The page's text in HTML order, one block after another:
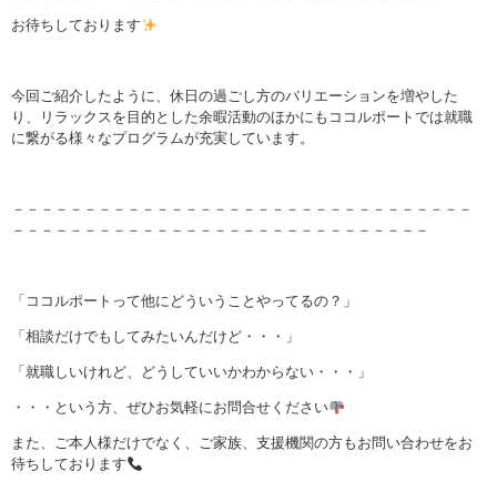
お待ちしております
今回ご紹介したように、休日の過ごし方のバリエーションを増やした
り、リラックスを目的とした余暇活動のほかにもココルポートでは就職
に繋がる様々なプログラムが充実しています。
－－－－－－－－－－－－－－－－－－－－－－－－－－－－－－－－
－－－－－－－－－－－－－－－－－－－－－－－－－－－－－
「ココルポートって他にどういうことやってるの？」
「相談だけでもしてみたいんだけど・・・」
「就職しいけれど、どうしていいかわからない・・・」
・・・という方、ぜひお気軽にお問合せください
また、ご本人様だけでなく、ご家族、支援機関の方もお問い合わせをお
待ちしております